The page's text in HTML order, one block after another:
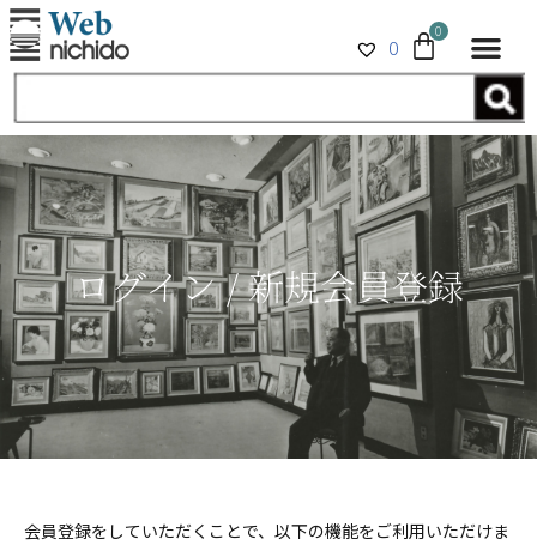
0
0
ログイン / 新規会員登録
会員登録をしていただくことで、以下の機能をご利用いただけま